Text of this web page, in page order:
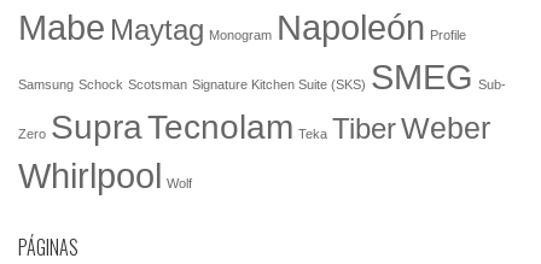
Mabe Maytag Monogram Napoleón Profile
Samsung Schock Scotsman Signature Kitchen Suite (SKS) SMEG Sub-
Zero SupraTecnolam Teka TiberWeber
Whirlpool Wolf
PÁGINAS